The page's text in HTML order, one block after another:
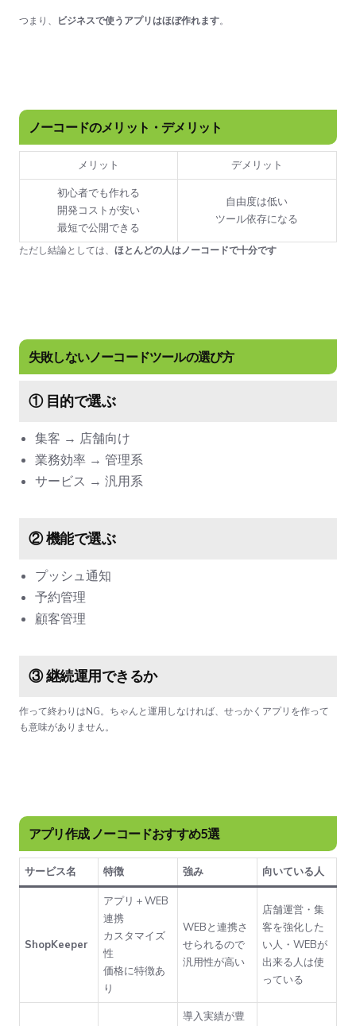
つまり、 ビジネスで使うアプリはほぼ作れます。
ノーコードのメリット・デメリット
メリット
デメリット
初心者でも作れる
開発コストが安い
最短で公開できる
自由度は低い
ツール依存になる
ただし結論としては、 ほとんどの人はノーコードで十分です
失敗しないノーコードツールの選び方
① 目的で選ぶ
集客 → 店舗向け
業務効率 → 管理系
サービス → 汎用系
② 機能で選ぶ
プッシュ通知
予約管理
顧客管理
③ 継続運用できるか
作って終わりはNG。ちゃんと運用しなければ、せっかくアプリを作って
も意味がありません。
アプリ作成 ノーコードおすすめ5選
サービス名 特徴 強み 向いている人
ShopKeeper
アプリ＋WEB
連携
カスタマイズ
性
価格に特徴あ
り
WEBと連携さ
せられるので
汎用性が高い
店舗運営・集
客を強化した
い人・WEBが
出来る人は使
っている
導入実績が豊